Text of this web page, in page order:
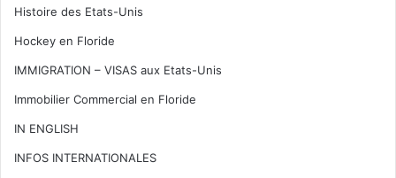
Histoire des Etats-Unis
Hockey en Floride
IMMIGRATION – VISAS aux Etats-Unis
Immobilier Commercial en Floride
IN ENGLISH
INFOS INTERNATIONALES